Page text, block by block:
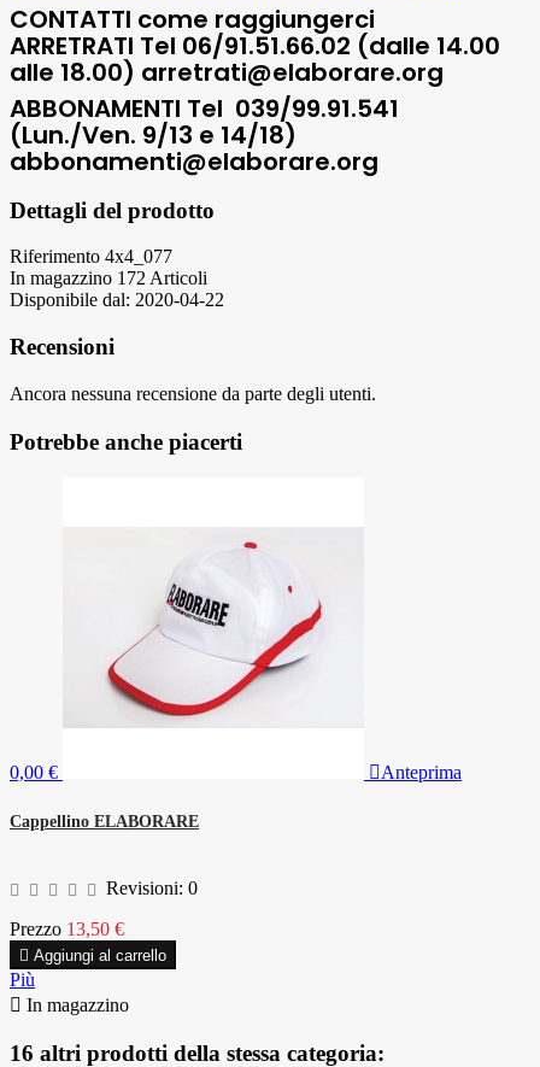
CONTATTI come raggiungerci
ARRETRATI Tel 06/91.51.66.02 (dalle 14.00
alle 18.00) arretrati@elaborare.org
ABBONAMENTI Tel 039/99.91.541
(Lun./Ven. 9/13 e 14/18)
abbonamenti@elaborare.org
Dettagli del prodotto
Riferimento 4x4_077
In magazzino 172 Articoli
Disponibile dal: 2020-04-22
Recensioni
Ancora nessuna recensione da parte degli utenti.
Potrebbe anche piacerti
0,00 € Anteprima
Cappellino ELABORARE
Revisioni: 0
Prezzo 13,50 €
 Aggiungi al carrello
Più
 In magazzino
16 altri prodotti della stessa categoria: